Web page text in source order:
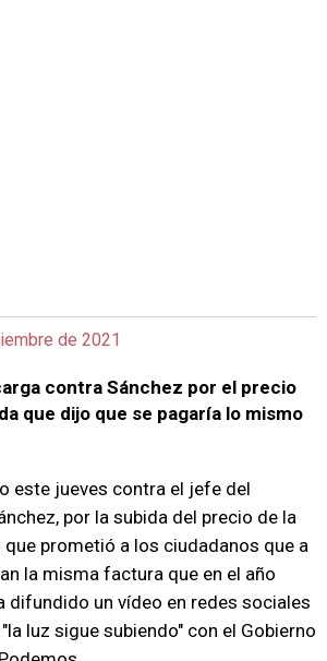
de 2021
contra Sánchez por el precio
que dijo que se pagaría lo mismo
este jueves contra el jefe del
por la subida del precio de la
prometió a los ciudadanos que a
la misma factura que en el año
difundido un vídeo en redes sociales
luz sigue subiendo" con el Gobierno